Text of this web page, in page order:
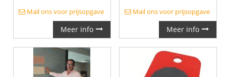
Mail ons voor prijsopgave
Meer info
Mail ons voor prijsopgave
Meer info